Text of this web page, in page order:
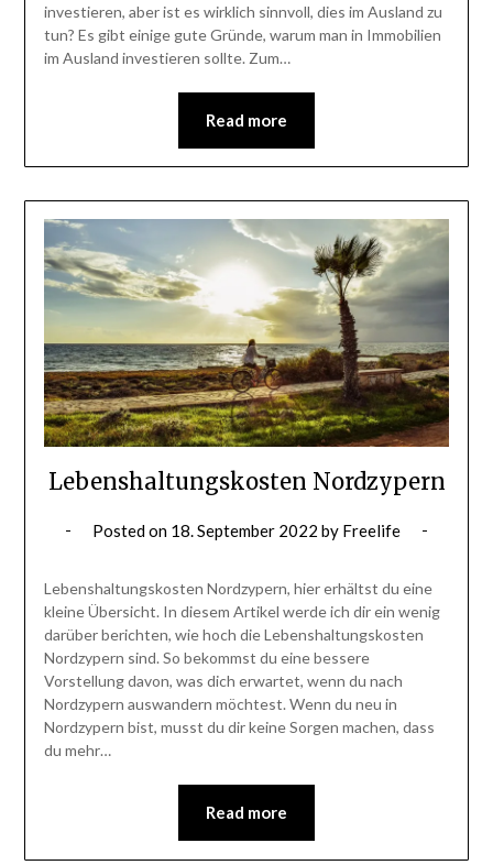
investieren, aber ist es wirklich sinnvoll, dies im Ausland zu
tun? Es gibt einige gute Gründe, warum man in Immobilien
im Ausland investieren sollte. Zum…
Read more
Lebenshaltungskosten Nordzypern
Posted on 18. September 2022 by Freelife
Lebenshaltungskosten Nordzypern, hier erhältst du eine
kleine Übersicht. In diesem Artikel werde ich dir ein wenig
darüber berichten, wie hoch die Lebenshaltungskosten
Nordzypern sind. So bekommst du eine bessere
Vorstellung davon, was dich erwartet, wenn du nach
Nordzypern auswandern möchtest. Wenn du neu in
Nordzypern bist, musst du dir keine Sorgen machen, dass
du mehr…
Read more